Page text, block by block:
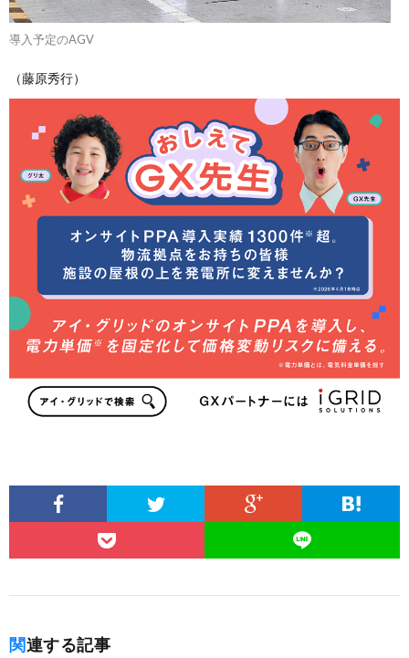
導入予定のAGV
（藤原秀行）
関連する記事